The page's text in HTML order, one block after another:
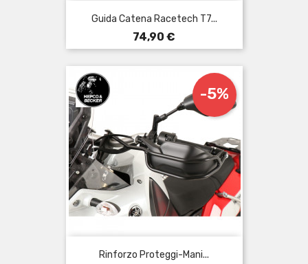
Guida Catena Racetech T7...
Prezzo
74,90 €
Rinforzo Proteggi-Mani...
-5%